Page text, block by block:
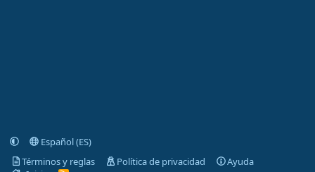
Español (ES)
Términos y reglas
Política de privacidad
Ayuda